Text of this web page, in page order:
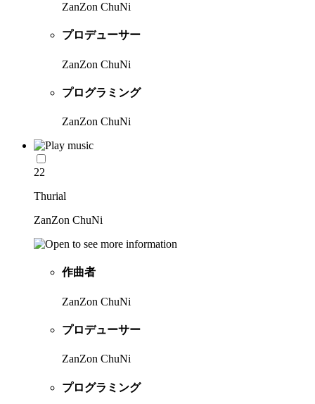
ZanZon ChuNi
プロデューサー
ZanZon ChuNi
プログラミング
ZanZon ChuNi
22
Thurial
ZanZon ChuNi
作曲者
ZanZon ChuNi
プロデューサー
ZanZon ChuNi
プログラミング